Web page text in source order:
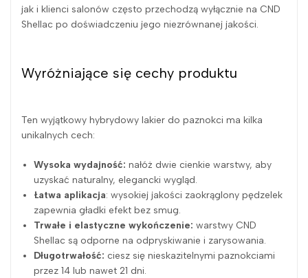
jak i klienci salonów często przechodzą wyłącznie na CND
Shellac po doświadczeniu jego niezrównanej jakości.
Wyróżniające się cechy produktu
Ten wyjątkowy hybrydowy lakier do paznokci ma kilka
unikalnych cech:
Wysoka wydajność: nałóż dwie cienkie warstwy, aby
uzyskać naturalny, elegancki wygląd.
Łatwa aplikacja: wysokiej jakości zaokrąglony pędzelek
zapewnia gładki efekt bez smug.
Trwałe i elastyczne wykończenie: warstwy CND
Shellac są odporne na odpryskiwanie i zarysowania.
Długotrwałość: ciesz się nieskazitelnymi paznokciami
przez 14 lub nawet 21 dni.